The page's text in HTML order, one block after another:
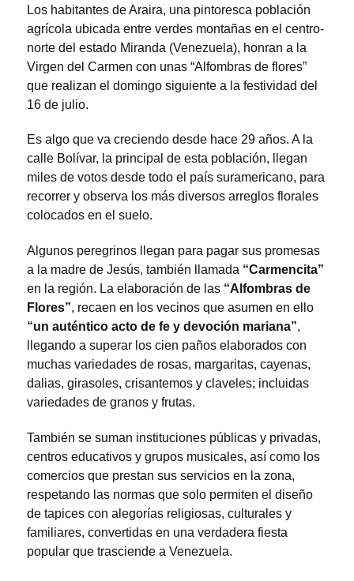
Los habitantes de Araira, una pintoresca población
agrícola ubicada entre verdes montañas en el centro-
norte del estado Miranda (Venezuela), honran a la
Virgen del Carmen con unas “Alfombras de flores”
que realizan el domingo siguiente a la festividad del
16 de julio.
Es algo que va creciendo desde hace 29 años. A la
calle Bolívar, la principal de esta población, llegan
miles de votos desde todo el país suramericano, para
recorrer y observa los más diversos arreglos florales
colocados en el suelo.
Algunos peregrinos llegan para pagar sus promesas
a la madre de Jesús, también llamada “Carmencita”
en la región. La elaboración de las “Alfombras de
Flores”, recaen en los vecinos que asumen en ello
“un auténtico acto de fe y devoción mariana”,
llegando a superar los cien paños elaborados con
muchas variedades de rosas, margaritas, cayenas,
dalias, girasoles, crisantemos y claveles; incluidas
variedades de granos y frutas.
También se suman instituciones públicas y privadas,
centros educativos y grupos musicales, así como los
comercios que prestan sus servicios en la zona,
respetando las normas que solo permiten el diseño
de tapices con alegorías religiosas, culturales y
familiares, convertidas en una verdadera fiesta
popular que trasciende a Venezuela.